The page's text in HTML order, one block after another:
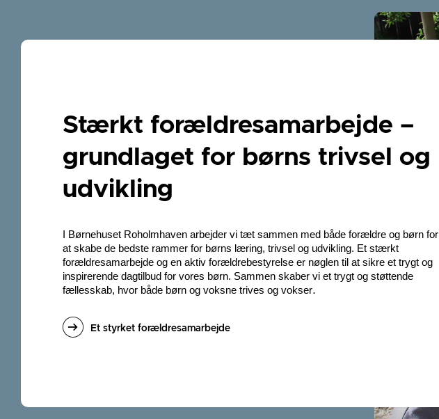
Stærkt forældresamarbejde –
grundlaget for børns trivsel og
udvikling
I Børnehuset Roholmhaven arbejder vi tæt sammen med både forældre og børn for
at skabe de bedste rammer for børns læring, trivsel og udvikling. Et stærkt
forældresamarbejde og en aktiv forældrebestyrelse er nøglen til at sikre et trygt og
inspirerende dagtilbud for vores børn. Sammen skaber vi et trygt og støttende
fællesskab, hvor både børn og voksne trives og vokser.
Et styrket forældresamarbejde